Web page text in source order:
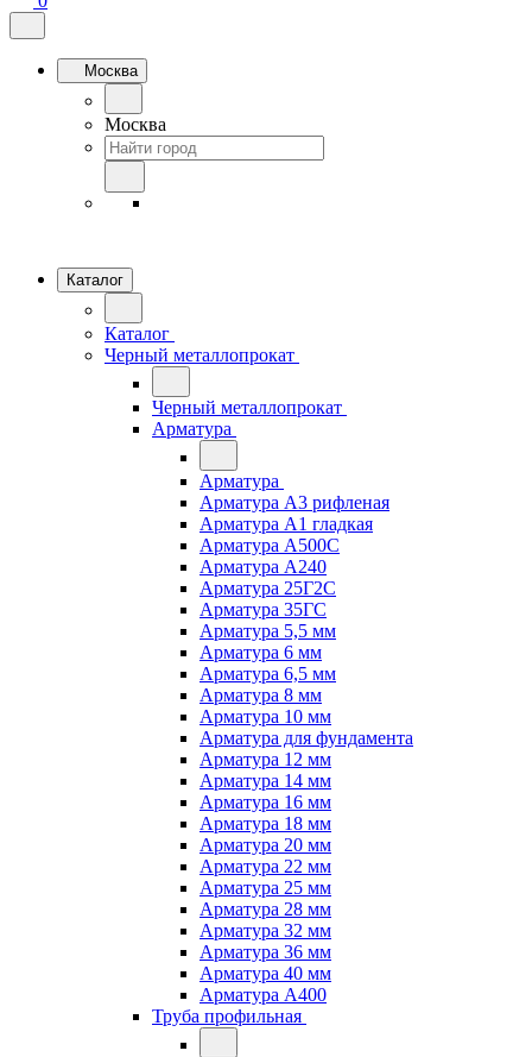
Москва
Москва
Каталог
Каталог
Черный металлопрокат
Черный металлопрокат
Арматура
Арматура
Арматура А3 рифленая
Арматура А1 гладкая
Арматура А500С
Арматура А240
Арматура 25Г2С
Арматура 35ГС
Арматура 5,5 мм
Арматура 6 мм
Арматура 6,5 мм
Арматура 8 мм
Арматура 10 мм
Арматура для фундамента
Арматура 12 мм
Арматура 14 мм
Арматура 16 мм
Арматура 18 мм
Арматура 20 мм
Арматура 22 мм
Арматура 25 мм
Арматура 28 мм
Арматура 32 мм
Арматура 36 мм
Арматура 40 мм
Арматура А400
Труба профильная